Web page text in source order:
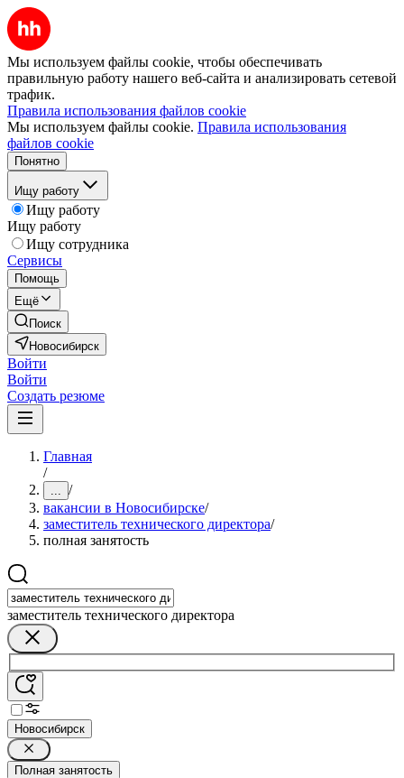
Мы используем файлы cookie, чтобы обеспечивать
правильную работу нашего веб-сайта и анализировать сетевой
трафик.
Правила использования файлов cookie
Мы используем файлы cookie. Правила использования
файлов cookie
Понятно
Ищу работу
Ищу работу
Ищу работу
Ищу сотрудника
Сервисы
Помощь
Ещё
Поиск
Новосибирск
Войти
Войти
Создать резюме
Главная
/
... /
вакансии в Новосибирске/
заместитель технического директора/
полная занятость
заместитель технического директора
Новосибирск
Полная занятость